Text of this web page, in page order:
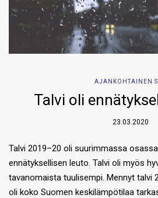
AJANKOHTAINEN
Talvi oli
23.03.2020
Talvi 2019–20 oli suurimmassa
ennätyksellisen leuto. Talvi oli myös
tavanomaista tuulisempi. Mennyt talvi
oli koko Suomen keskilämpötilaa